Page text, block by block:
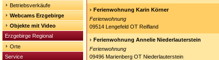
Betriebsverkäufe
Webcams Erzgebirge
Objekte mit Video
Erzgebirge Regional
Orte
Service
Ferienwohnung Karin Körner
Ferienwohnung
09514 Lengefeld OT Reifland
Ferienwohnung Annelie Niederlauterstein
Ferienwohnung
09496 Marienberg OT Niederlauterstein